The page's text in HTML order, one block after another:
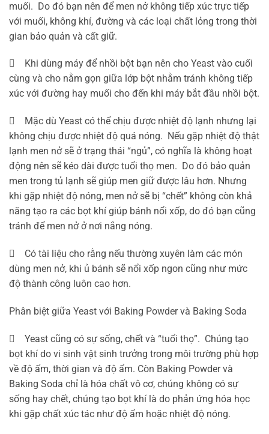
muối. Do đó bạn nên để men nở không tiếp xúc trực tiếp
với muối, không khí, đường và các loại chất lỏng trong thời
gian bảo quản và cất giữ.
 Khi dùng máy để nhồi bột bạn nên cho Yeast vào cuối
cùng và cho nằm gọn giữa lớp bột nhằm tránh không tiếp
xúc với đường hay muối cho đến khi máy bắt đầu nhồi bột.
 Mặc dù Yeast có thể chịu được nhiệt độ lạnh nhưng lại
không chịu được nhiệt độ quá nóng. Nếu gặp nhiệt độ thật
lạnh men nở sẽ ở trạng thái “ngủ”, có nghĩa là không hoạt
động nên sẽ kéo dài được tuổi thọ men. Do đó bảo quản
men trong tủ lạnh sẽ giúp men giữ được lâu hơn. Nhưng
khi gặp nhiệt độ nóng, men nở sẽ bị “chết” không còn khả
năng tạo ra các bọt khí giúp bánh nổi xốp, do đó bạn cũng
tránh để men nở ở nơi nắng nóng.
 Có tài liệu cho rằng nếu thường xuyên làm các món
dùng men nở, khi ủ bánh sẽ nổi xốp ngon cũng như mức
độ thành công luôn cao hơn.
Phân biệt giữa Yeast với Baking Powder và Baking Soda
 Yeast cũng có sự sống, chết và “tuổi thọ”. Chúng tạo
bọt khí do vi sinh vật sinh trưởng trong môi trường phù hợp
về độ ấm, thời gian và độ ẩm. Còn Baking Powder và
Baking Soda chỉ là hóa chất vô cơ, chúng không có sự
sống hay chết, chúng tạo bọt khí là do phản ứng hóa học
khi gặp chất xúc tác như độ ẩm hoặc nhiệt độ nóng.